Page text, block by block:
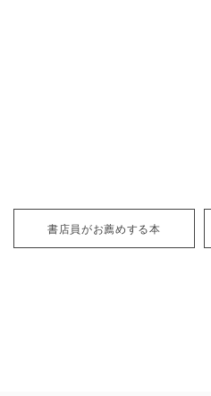
書店員がお薦めする本